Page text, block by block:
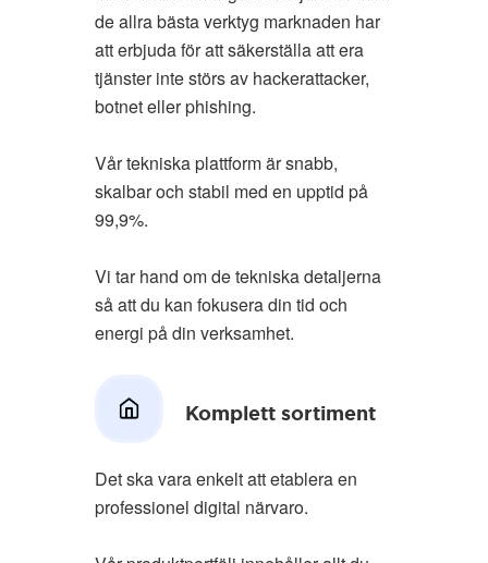
de allra bästa verktyg marknaden har
att erbjuda för att säkerställa att era
tjänster inte störs av hackerattacker,
botnet eller phishing.
Vår tekniska plattform är snabb,
skalbar och stabil med en upptid på
99,9%.
Vi tar hand om de tekniska detaljerna
så att du kan fokusera din tid och
energi på din verksamhet.
Komplett sortiment
Det ska vara enkelt att etablera en
professionel digital närvaro.